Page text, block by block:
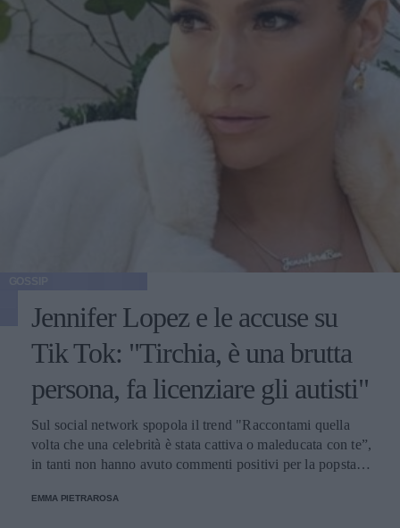
Jennifer Lopez e le accuse su
Tik Tok: "Tirchia, è una brutta
persona, fa licenziare gli autisti"
Sul social network spopola il trend "Raccontami quella
volta che una celebrità è stata cattiva o maleducata con te”,
in tanti non hanno avuto commenti positivi per la popstar e
EMMA PIETRAROSA